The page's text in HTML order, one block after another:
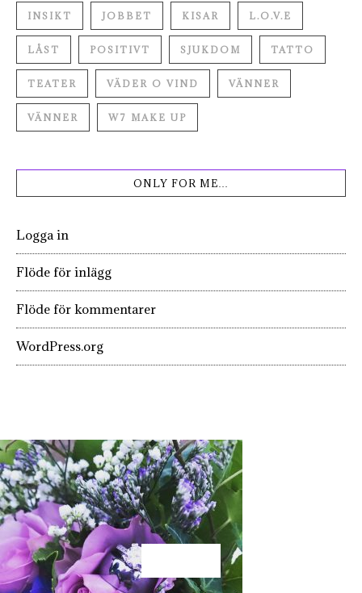
INSIKT JOBBET KISAR L.O.V.E
LÅST POSITIVT SJUKDOM TATTO
TEATER VÄDER O VIND VÄNNER
VÄNNER W7 MAKE UP
ONLY FOR ME…
Logga in
Flöde för inlägg
Flöde för kommentarer
WordPress.org